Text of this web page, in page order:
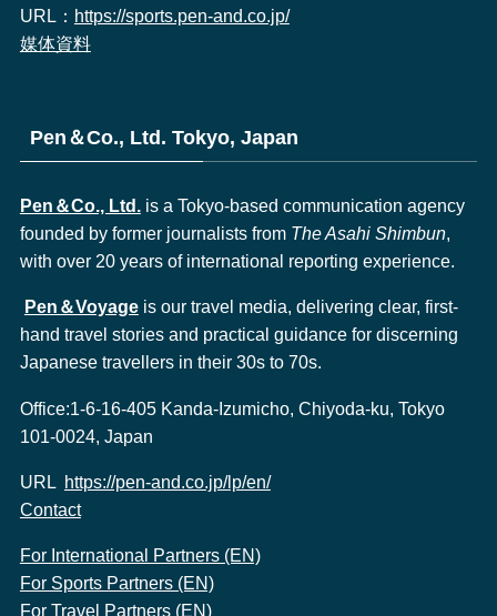
URL： https://sports.pen-and.co.jp/
媒体資料
Pen＆Co., Ltd. Tokyo, Japan
Pen＆Co., Ltd.is a Tokyo-based communication agency
founded by former journalists from The Asahi Shimbun,
with over 20 years of international reporting experience.
Pen＆Voyage is our travel media, delivering clear, first-
hand travel stories and practical guidance for discerning
Japanese travellers in their 30s to 70s.
Office:1-6-16-405 Kanda-Izumicho, Chiyoda-ku, Tokyo
101-0024, Japan
URL https://pen-and.co.jp/lp/en/
Contact
For International Partners (EN)
For Sports Partners (EN)
For Travel Partners (EN)